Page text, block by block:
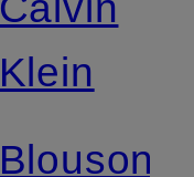
Klein
Blouson